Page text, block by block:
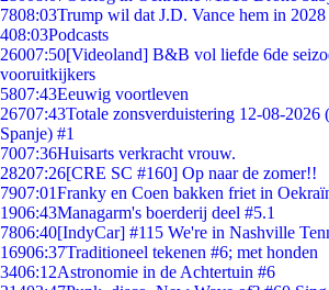
7808:03Trump wil dat J.D. Vance hem in
408:03Podcasts
26007:50[Videoland] B&B vol liefde 6de
vooruitkijkers
5807:43Eeuwig voortleven
26707:43Totale zonsverduistering 12-08-2026
Spanje) #1
7007:36Huisarts verkracht vrouw.
28207:26[CRE SC #160] Op naar de zomer!!
7907:01Franky en Coen bakken friet in
1906:43Managarm's boerderij deel #5.1
7806:40[IndyCar] #115 We're in Nashville
16906:37Traditioneel tekenen #6; met honden
3406:12Astronomie in de Achtertuin #6